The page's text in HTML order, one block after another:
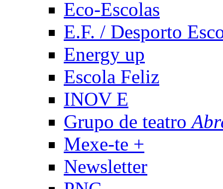
Eco-Escolas
E.F. / Desporto
Energy up
Escola Feliz
INOV E
Grupo de teatro
Mexe-te +
Newsletter